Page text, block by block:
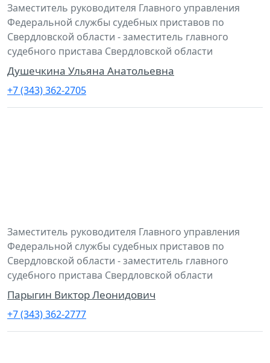
Заместитель руководителя Главного управления
Федеральной службы судебных приставов по
Свердловской области - заместитель главного
судебного пристава Свердловской области
Душечкина Ульяна Анатольевна
+7 (343) 362-2705
Заместитель руководителя Главного управления
Федеральной службы судебных приставов по
Свердловской области - заместитель главного
судебного пристава Свердловской области
Парыгин Виктор Леонидович
+7 (343) 362-2777